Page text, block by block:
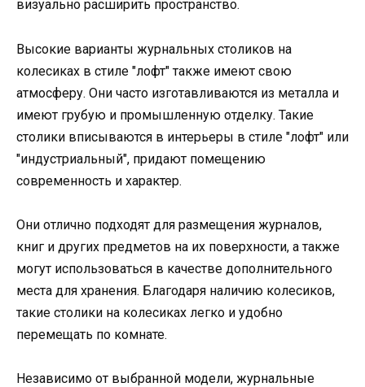
визуально расширить пространство.
Высокие варианты журнальных столиков на
колесиках в стиле "лофт" также имеют свою
атмосферу. Они часто изготавливаются из металла и
имеют грубую и промышленную отделку. Такие
столики вписываются в интерьеры в стиле "лофт" или
"индустриальный", придают помещению
современность и характер.
Они отлично подходят для размещения журналов,
книг и других предметов на их поверхности, а также
могут использоваться в качестве дополнительного
места для хранения. Благодаря наличию колесиков,
такие столики на колесиках легко и удобно
перемещать по комнате.
Независимо от выбранной модели, журнальные